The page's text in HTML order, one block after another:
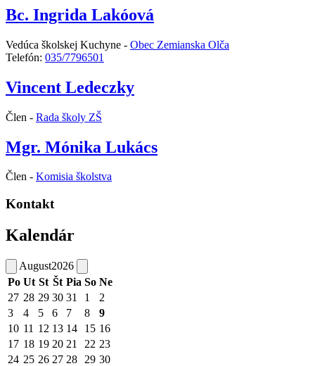
Bc. Ingrida Lakóová
Vedúca školskej Kuchyne - Obec Zemianska Olča
Telefón: 035/7796501
Vincent Ledeczky
Člen - Rada školy ZŠ
Mgr. Mónika Lukács
Člen - Komisia školstva
Kontakt
Kalendár
August2026
Po Ut St Št Pia So Ne
27 28 29 30 31 1
2
3
4 5 6 7 8
9
10 11 12 13 14 15 16
17 18 19 20 21 22 23
24 25 26 27 28 29 30